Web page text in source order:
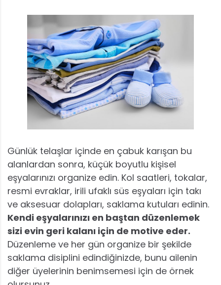
Günlük telaşlar içinde en çabuk karışan bu
alanlardan sonra, küçük boyutlu kişisel
eşyalarınızı organize edin. Kol saatleri, tokalar,
resmi evraklar, irili ufaklı süs eşyaları için takı
ve aksesuar dolapları, saklama kutuları edinin.
Kendi eşyalarınızı en baştan düzenlemek
sizi evin geri kalanı için de motive eder.
Düzenleme ve her gün organize bir şekilde
saklama disiplini edindiğinizde, bunu ailenin
diğer üyelerinin benimsemesi için de örnek